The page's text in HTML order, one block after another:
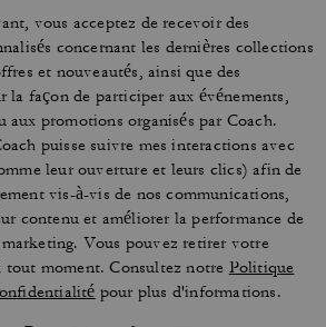
vous acceptez de recevoir des
concernant les dernières collections
et nouveautés, ainsi que des
la façon de participer aux événements,
aux promotions organisés par Coach.
puisse suivre mes interactions avec
leur ouverture et leurs clics) afin de
vis-à-vis de nos communications,
contenu et améliorer la performance de
marketing. Vous pouvez retirer votre
tout moment. Consultez notre Politique
pour plus d'informations.